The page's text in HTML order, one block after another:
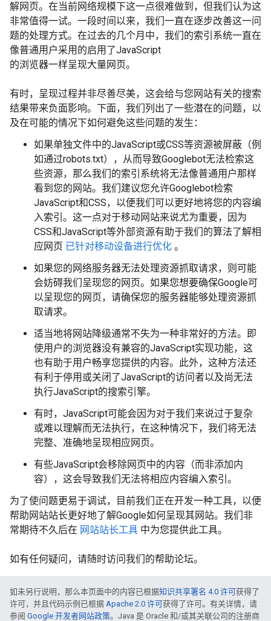
解网页。在当前网络规模下这一点很难做到，但我们认为这
非常值得一试。一段时间以来，我们一直在逐步改善这一问
题的处理方式。在过去的几个月中，我们的索引系统一直在
像普通用户采用的启用了JavaScript
的浏览器一样呈现大量网页。
有时，呈现过程并非尽善尽美，这会给与您网站有关的搜索
结果带来负面影响。下面，我们列出了一些潜在的问题，以
及在可能的情况下如何避免这些问题的发生：
如果单独文件中的JavaScript或CSS等资源被屏蔽（例
如通过robots.txt），从而导致Googlebot无法检索这
些资源，那么我们的索引系统将无法像普通用户那样
看到您的网站。我们建议您允许Googlebot检索
JavaScript和CSS，以便我们可以更好地将您的内容编
入索引。这一点对于移动网站来说尤为重要，因为
CSS和JavaScript等外部资源有助于我们的算法了解相
应网页 已针对移动设备进行优化 。
如果您的网络服务器无法处理资源抓取请求，则可能
会妨碍我们呈现您的网页。如果您想要确保Google可
以呈现您的网页，请确保您的服务器能够处理资源抓
取请求。
适当地将网站降级通常不失为一种非常好的方法。即
使用户的浏览器没有兼容的JavaScript实现功能，这
也有助于用户畅享您提供的内容。此外，这种方法还
有利于停用或关闭了JavaScript的访问者以及尚无法
执行JavaScript的搜索引擎。
有时，JavaScript可能会因为对于我们来说过于复杂
或难以理解而无法执行，在这种情况下，我们将无法
完整、准确地呈现相应网页。
有些JavaScript会移除网页中的内容（而非添加内
容），这会导致我们无法将相应内容编入索引。
为了使问题更易于调试，目前我们正在开发一种工具，以便
帮助网站站长更好地了解Google如何呈现其网站。我们非
常期待不久后在 网站站长工具 中为您提供此工具。
如有任何疑问，请随时访问我们的帮助论坛。
如未另行说明，那么本页面中的内容已根据知识共享署名 4.0 许可获得了
许可，并且代码示例已根据 Apache 2.0 许可获得了许可。有关详情，请
参阅 Google 开发者网站政策。Java 是 Oracle 和/或其关联公司的注册商